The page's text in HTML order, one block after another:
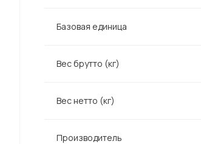
Базовая единица
Вес брутто (кг)
Вес нетто (кг)
Производитель